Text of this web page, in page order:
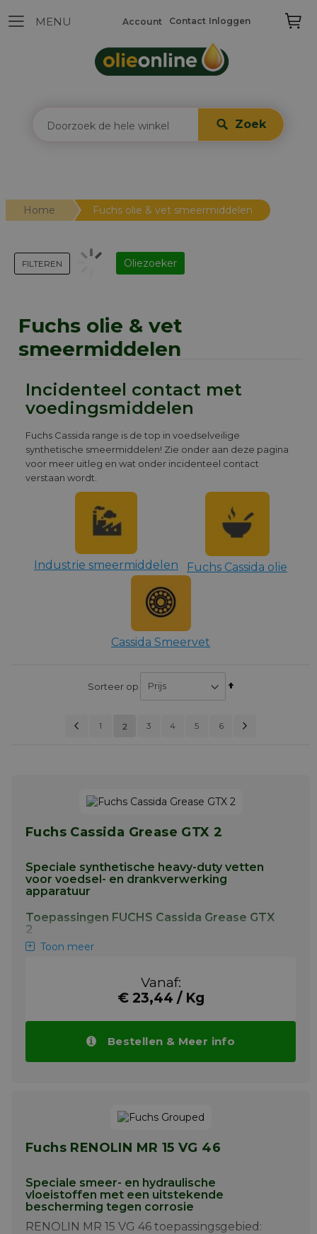
Zoek
Contact Inloggen
Account
Home Fuchs olie & vet smeermiddelen
Fuchs olie & vet
smeermiddelen
Incidenteel contact met
voedingsmiddelen
Fuchs Cassida range is de top in voedselveilige
synthetische smeermiddelen! Zie onder aan deze pagina
voor meer uitleg en wat onder incidenteel contact
verstaan wordt.
Industrie smeermiddelen Fuchs Cassida olie
Cassida Smeervet
Sorteer op
Van
laag
PAGINAPagina
Vorige Pagina
1 U lees momenteel pagina
2 Pagina
3 4 5 6
Fuchs Cassida Grease GTX 2
Speciale synthetische heavy-duty vetten
voor voedsel- en drankverwerking
apparatuur
Toepassingen FUCHS Cassida Grease GTX
2
tandwielkasten en lagers. Lagers met lage
tot gemiddelde snelheid die onder
ongunstige omstandigheden werken. Zwaar
belaste en schokbelaste toepassingen. Kan
ook gebruikt worden als beschermende
anti-roestfilm en als lossingsmiddel op
pakkingen en afdichtingen van
Toon meer
Vanaf:
€ 23,44 / Kg
Bestellen & Meer info
Fuchs RENOLIN MR 15 VG 46
Speciale smeer- en hydraulische
vloeistoffen met een uitstekende
bescherming tegen corrosie
RENOLIN MR 15 VG 46 toepassingsgebied:
FILTEREN Oliezoeker